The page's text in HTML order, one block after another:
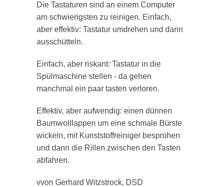
Die Tastaturen sind an einem Computer
am schwierigsten zu reinigen. Einfach,
aber effektiv: Tastatur umdrehen und dann
ausschütteln.
Einfach, aber riskant: Tastatur in die
Spülmaschine stellen - da gehen
manchmal ein paar tasten verloren.
Effektiv, aber aufwendig: einen dünnen
Baumwolllappen um eine schmale Bürste
wickeln, mit Kunststoffreiniger besprühen
und dann die Rillen zwischen den Tasten
abfahren.
vvon Gerhard Witzstrock, DSD